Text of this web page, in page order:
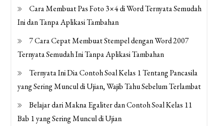
Cara Membuat Pas Foto 3×4 di Word Ternyata Semudah
Ini dan Tanpa Aplikasi Tambahan
7 Cara Cepat Membuat Stempel dengan Word 2007
Ternyata Semudah Ini Tanpa Aplikasi Tambahan
Ternyata Ini Dia Contoh Soal Kelas 1 Tentang Pancasila
yang Sering Muncul di Ujian, Wajib Tahu Sebelum Terlambat
Belajar dari Makna Egaliter dan Contoh Soal Kelas 11
Bab 1 yang Sering Muncul di Ujian